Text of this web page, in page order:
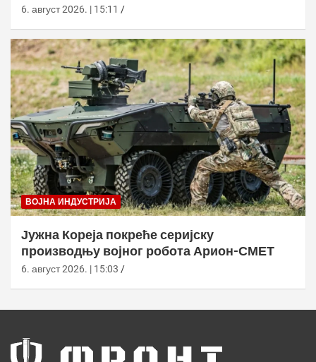
6. август 2026. | 15:11
ВОЈНА ИНДУСТРИЈА
Јужна Кореја покреће серијску
производњу војног робота Арион-СМЕТ
6. август 2026. | 15:03